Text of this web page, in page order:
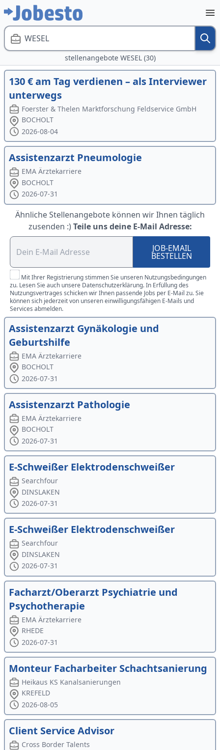
WESEL
stellenangebote WESEL (30)
130 € am Tag verdienen – als Interviewer
unterwegs
Foerster & Thelen Marktforschung Feldservice GmbH
BOCHOLT
2026-08-04
Assistenzarzt Pneumologie
EMA Ärztekarriere
BOCHOLT
2026-07-31
Ähnliche Stellenangebote können wir Ihnen täglich
zusenden :) Teile uns deine E-Mail Adresse:
JOB-EMAIL
BESTELLEN
Mit Ihrer Registrierung stimmen Sie unseren Nutzungsbedingungen
zu. Lesen Sie auch unsere Datenschutzerklärung. In Erfüllung des
Nutzungsvertrages schicken wir Ihnen passende Jobs per E-Mail zu. Sie
können sich jederzeit von unseren einwilligungsfähigen E-Mails und
Services abmelden.
Assistenzarzt Gynäkologie und
Geburtshilfe
EMA Ärztekarriere
BOCHOLT
2026-07-31
Assistenzarzt Pathologie
EMA Ärztekarriere
BOCHOLT
2026-07-31
E-Schweißer Elektrodenschweißer
Searchfour
DINSLAKEN
2026-07-31
E-Schweißer Elektrodenschweißer
Searchfour
DINSLAKEN
2026-07-31
Facharzt/Oberarzt Psychiatrie und
Psychotherapie
EMA Ärztekarriere
RHEDE
2026-07-31
Monteur Facharbeiter Schachtsanierung
Heikaus KS Kanalsanierungen
KREFELD
2026-08-05
Client Service Advisor
Cross Border Talents